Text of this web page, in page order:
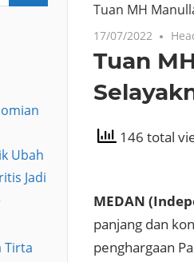
Tuan MH
17/07/2022
Tuan
146 total
MEDAN
panjang dan
penghargaan
Ubah
Jadi
Tirta